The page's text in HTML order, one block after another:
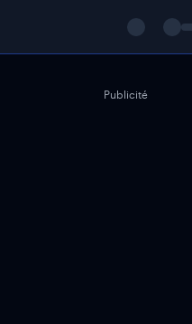
Publicité